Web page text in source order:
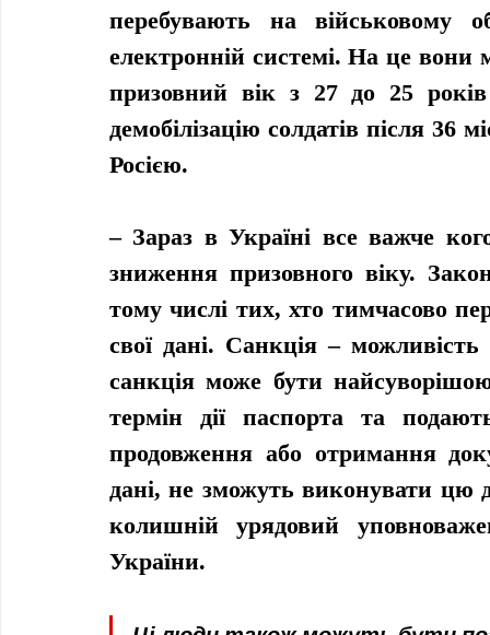
перебувають на військовому
електронній системі. На це вони
призовний вік з 27 до 25
демобілізацію солдатів після 36
Росією.
– Зараз в Україні все важче
зниження призовного віку.
тому числі тих, хто тимчасово
свої дані. Санкція –
санкція може бути
термін дії паспорта та
продовження або отримання
дані, не зможуть виконувати цю
колишній урядовий
України.